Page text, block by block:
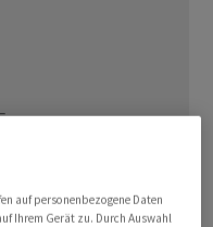
auf personenbezogene Daten
Ihrem Gerät zu. Durch Auswahl